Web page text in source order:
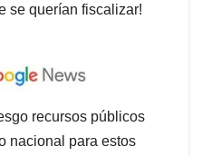
se querían fiscalizar!
recursos públicos
nacional para estos